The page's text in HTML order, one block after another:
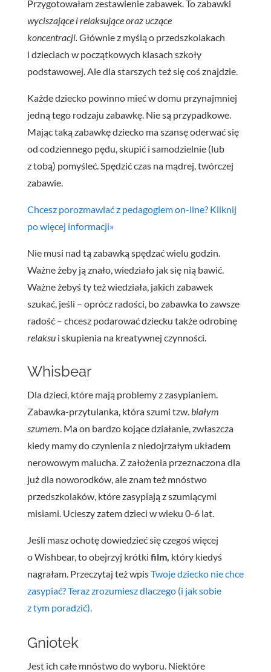
Przygotowałam zestawienie zabawek. To zabawki
wyciszające i relaksujące oraz uczące
koncentracji. Głównie z myślą o przedszkolakach
i dzieciach w początkowych klasach szkoły
podstawowej. Ale dla starszych też się coś znajdzie.
Każde dziecko powinno mieć w domu przynajmniej
jedną tego rodzaju zabawkę. Nie są przypadkowe.
Mając taką zabawkę dziecko ma szansę oderwać się
od codziennego pędu, skupić i samodzielnie (lub
z tobą) pomyśleć. Spędzić czas na mądrej, twórczej
zabawie.
Chcesz porozmawiać z pedagogiem on-line? Kliknij
po więcej informacji»
Nie musi nad tą zabawką spędzać wielu godzin.
Ważne żeby ją znało, wiedziało jak się nią bawić.
Ważne żebyś ty też wiedziała, jakich zabawek
szukać, jeśli – oprócz radości, bo zabawka to zawsze
radość – chcesz podarować dziecku także odrobinę
relaksui skupienia na kreatywnej czynności.
Whisbear
Dla dzieci, które mają problemy z zasypianiem.
Zabawka-przytulanka, która szumi tzw.białym
szumem. Ma on bardzo kojące działanie, zwłaszcza
kiedy mamy do czynienia z niedojrzałym układem
nerowowym malucha. Z założenia przeznaczona dla
już dla noworodków, ale znam też mnóstwo
przedszkolaków, które zasypiają z szumiącymi
misiami. Ucieszy zatem dzieci w wieku 0-6 lat.
Jeśli masz ochotę dowiedzieć się czegoś więcej
o Wishbear, to obejrzyj krótki film, który kiedyś
nagrałam. Przeczytaj też wpisTwoje dziecko nie chce
zasypiać? Teraz zrozumiesz dlaczego (i jak sobie
z tym poradzić).
Gniotek
Jest ich całe mnóstwo do wyboru. Niektóre